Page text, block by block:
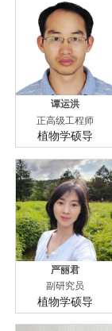
谭运洪
正高级工程师
植物学硕导
严丽君
副研究员
植物学硕导